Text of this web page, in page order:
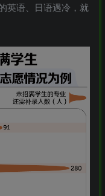
英语、日语遇冷，就